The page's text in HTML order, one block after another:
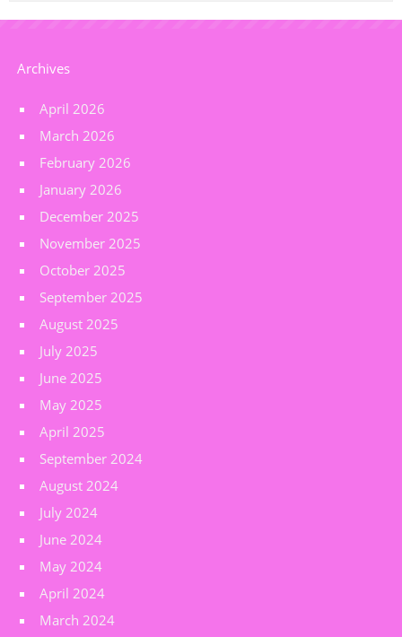
Archives
April 2026
March 2026
February 2026
January 2026
December 2025
November 2025
October 2025
September 2025
August 2025
July 2025
June 2025
May 2025
April 2025
September 2024
August 2024
July 2024
June 2024
May 2024
April 2024
March 2024